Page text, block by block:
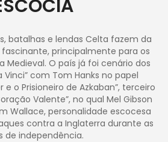
batalhas e lendas Celta fazem da
principalmente para os
Medieval. O país já foi cenário dos
Vinci” com Tom Hanks no papel
e o Prisioneiro de Azkaban”, terceiro
Valente”, no qual Mel Gibson
Wallace, personalidade escocesa
contra a Inglaterra durante as
de independência.